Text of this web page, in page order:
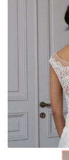
enfants
Accessoires
Vidéos
Avis